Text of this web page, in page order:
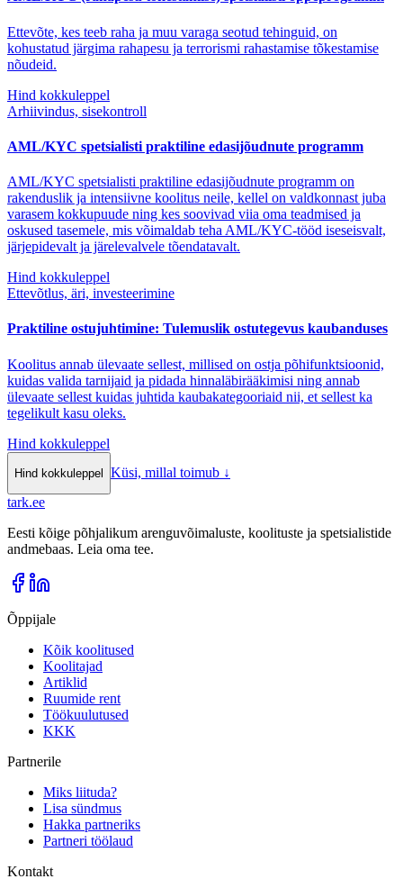
Ettevõte, kes teeb raha ja muu varaga seotud tehinguid, on
kohustatud järgima rahapesu ja terrorismi rahastamise tõkestamise
nõudeid.
Hind kokkuleppel
Arhiivindus, sisekontroll
AML/KYC spetsialisti praktiline edasijõudnute programm
AML/KYC spetsialisti praktiline edasijõudnute programm on
rakenduslik ja intensiivne koolitus neile, kellel on valdkonnast juba
varasem kokkupuude ning kes soovivad viia oma teadmised ja
oskused tasemele, mis võimaldab teha AML/KYC-tööd iseseisvalt,
järjepidevalt ja järelevalvele tõendatavalt.
Hind kokkuleppel
Ettevõtlus, äri, investeerimine
Praktiline ostujuhtimine: Tulemuslik ostutegevus kaubanduses
Koolitus annab ülevaate sellest, millised on ostja põhifunktsioonid,
kuidas valida tarnijaid ja pidada hinnaläbirääkimisi ning annab
ülevaate sellest kuidas juhtida kaubakategooriaid nii, et sellest ka
tegelikult kasu oleks.
Hind kokkuleppel
Hind kokkuleppel Küsi, millal toimub ↓
tark.ee
Eesti kõige põhjalikum arenguvõimaluste, koolituste ja spetsialistide
andmebaas. Leia oma tee.
Õppijale
Kõik koolitused
Koolitajad
Artiklid
Ruumide rent
Töökuulutused
KKK
Partnerile
Miks liituda?
Lisa sündmus
Hakka partneriks
Partneri töölaud
Kontakt